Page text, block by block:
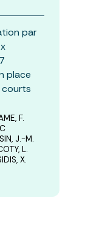
par
place
courts
F.
J.-M.
L.
X.